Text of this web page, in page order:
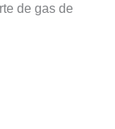
de gas de